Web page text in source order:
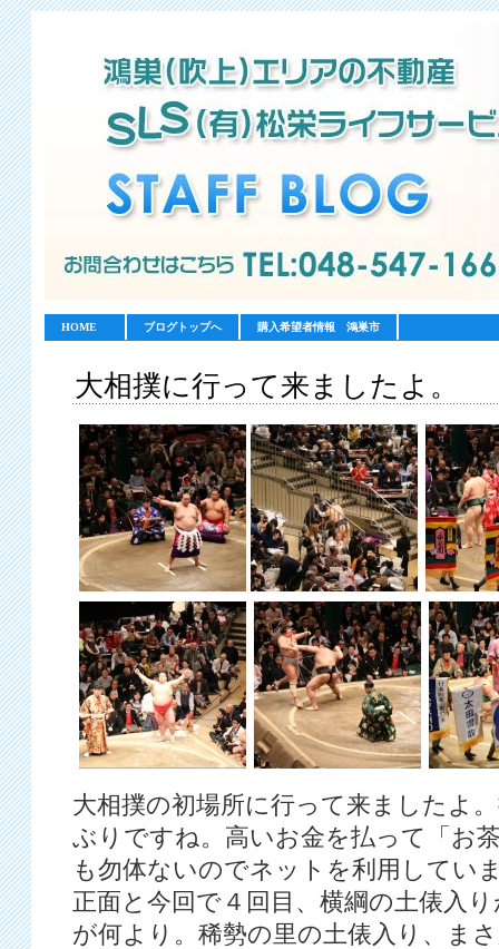
HOME ブログトップへ 購入希望者情報 鴻巣市
大相撲に行って来ましたよ。
大相撲の初場所に行って来ましたよ
ぶりですね。高いお金を払って「お
も勿体ないのでネットを利用してい
正面と今回で４回目、横綱の土俵入
が何より。稀勢の里の土俵入り、ま